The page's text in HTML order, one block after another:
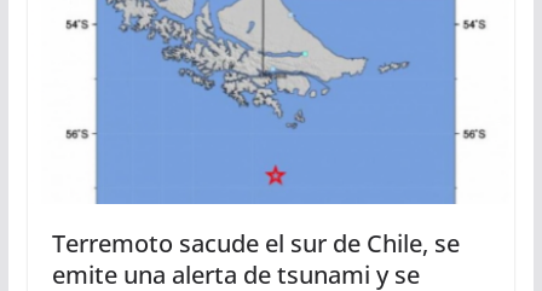
Terremoto sacude el sur de Chile, se
emite una alerta de tsunami y se